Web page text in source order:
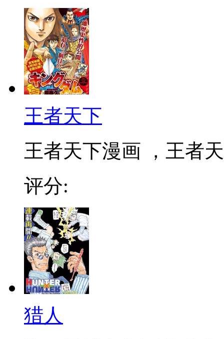
王者天下
王者天下漫画 ，王者
评分:
猎人